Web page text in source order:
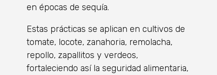
en épocas de sequía.
Estas prácticas se aplican en cultivos de
tomate, locote, zanahoria, remolacha,
repollo, zapallitos y verdeos,
fortaleciendo así la seguridad alimentaria,